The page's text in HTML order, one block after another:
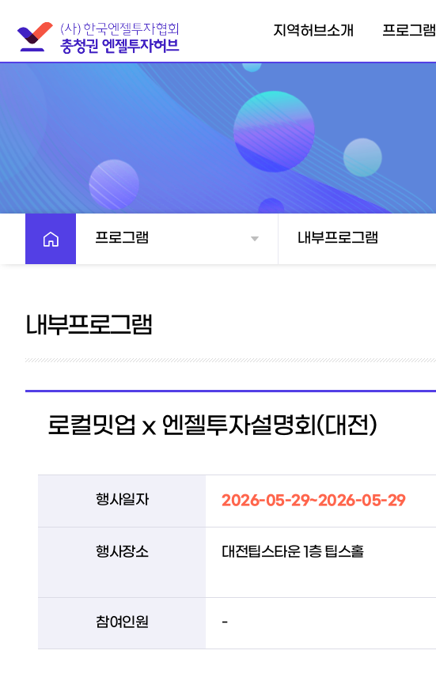
지역허브소개
협의회소개
찾아오시는길
프로그램
프로그램 내부프로그램
내부프로그램
로컬밋업 x 엔젤투자설명회(대전)
행사일자 2026-05-29~2026-05-29
행사장소 대전팁스타운 1층 팁스홀
참여인원 -